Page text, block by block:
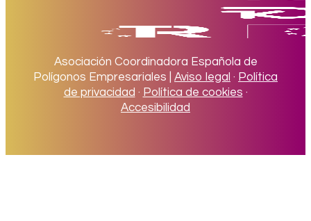
Asociación Coordinadora Española de
Polígonos Empresariales | Aviso legal · Política
de privacidad · Política de cookies ·
Accesibilidad